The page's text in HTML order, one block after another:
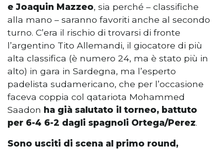
e Joaquin Mazzeo, sia perché – classifiche
alla mano – saranno favoriti anche al secondo
turno. C’era il rischio di trovarsi di fronte
l’argentino Tito Allemandi, il giocatore di più
alta classifica (è numero 24, ma è stato più in
alto) in gara in Sardegna, ma l’esperto
padelista sudamericano, che per l’occasione
faceva coppia col qatariota Mohammed
Saadon ha già salutato il torneo, battuto
per 6-4 6-2 dagli spagnoli Ortega/Perez.
Sono usciti di scena al primo round,